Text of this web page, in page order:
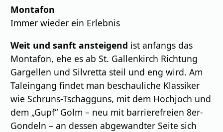
Montafon
Immer wieder ein Erlebnis
Weit und sanft ansteigend ist anfangs das
Montafon, ehe es ab St. Gallenkirch Richtung
Gargellen und Silvretta steil und eng wird. Am
Taleingang findet man beschauliche Klassiker
wie Schruns-Tschagguns, mit dem Hochjoch und
dem „Gupf“ Golm – neu mit barrierefreien 8er-
Gondeln – an dessen abgewandter Seite sich